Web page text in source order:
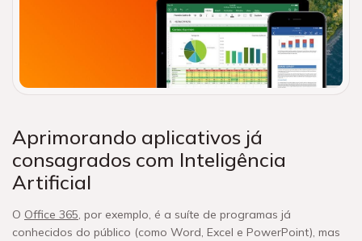
Aprimorando aplicativos já
consagrados com Inteligência
Artificial
O Office 365, por exemplo, é a suíte de programas já
conhecidos do público (como Word, Excel e PowerPoint), mas